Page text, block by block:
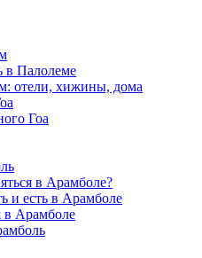
в Палолеме
отели, хижины, дома
Гоа
в Арамболе?
и есть в Арамболе
Арамболе